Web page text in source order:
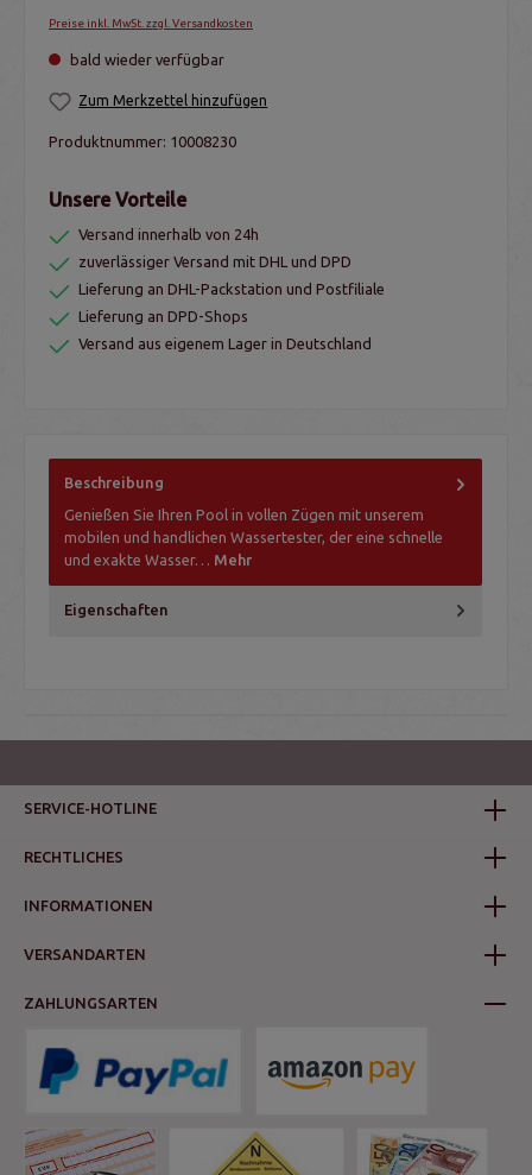
Preise inkl. MwSt. zzgl. Versandkosten
bald wieder verfügbar
Zum Merkzettel hinzufügen
Produktnummer: 10008230
Unsere Vorteile
Versand innerhalb von 24h
zuverlässiger Versand mit DHL und DPD
Lieferung an DHL-Packstation und Postfiliale
Lieferung an DPD-Shops
Versand aus eigenem Lager in Deutschland
Beschreibung
Genießen Sie Ihren Pool in vollen Zügen mit unserem
mobilen und handlichen Wassertester, der eine schnelle
und exakte Wasser… Mehr
Eigenschaften
SERVICE-HOTLINE
RECHTLICHES
INFORMATIONEN
VERSANDARTEN
ZAHLUNGSARTEN